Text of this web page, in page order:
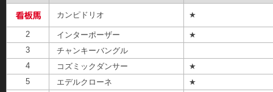
カンピドリオ ★
2 インターポーザー
★
3
チャンキーバングル
4
コズミックダンサー
★
5
エデルクローネ
★